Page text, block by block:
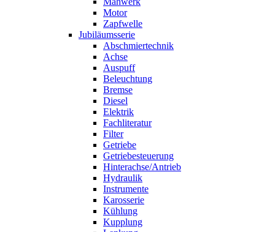
Motor
Zapfwelle
Jubiläumsserie
Abschmiertechnik
Achse
Auspuff
Beleuchtung
Bremse
Diesel
Elektrik
Fachliteratur
Filter
Getriebe
Getriebesteuerung
Hinterachse/Antrieb
Hydraulik
Instrumente
Karosserie
Kühlung
Kupplung